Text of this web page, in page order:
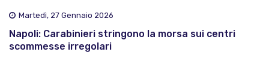
Martedì, 27 Gennaio 2026
Napoli: Carabinieri stringono la morsa sui centri
scommesse irregolari